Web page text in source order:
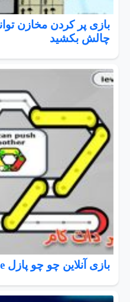
بازی پر کردن مخازن
چالش بکشید
بازی آنلاین چو چو پازل Choo Choo Puzzle